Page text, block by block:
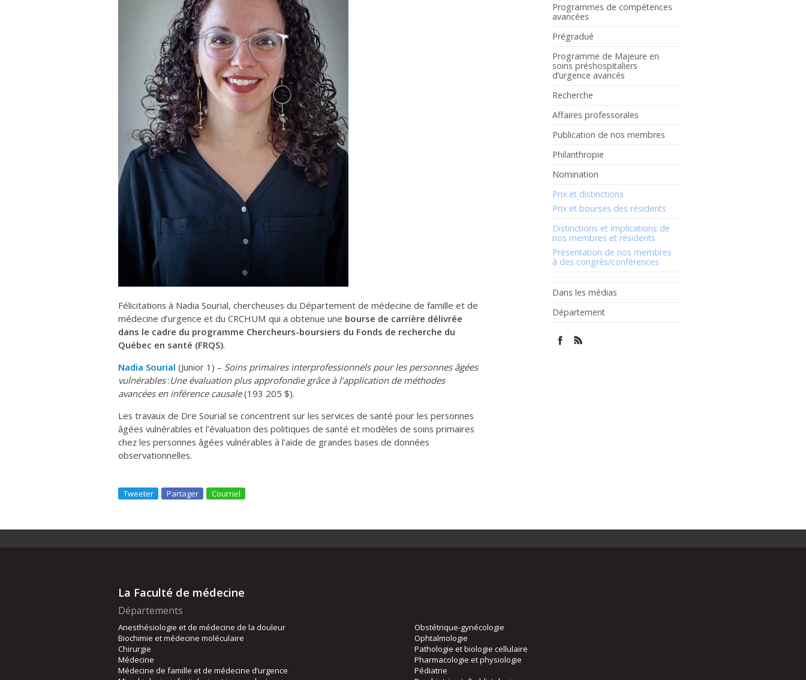
Programmes de compétences
avancées
Prégradué
Programme de Majeure en
soins préshospitaliers
d’urgence avancés
Recherche
Affaires professorales
Publication de nos membres
Philanthropie
Nomination
Prix et distinctions
Prix et bourses des résidents
Distinctions et implications de
nos membres et résidents
Présentation de nos membres
à des congrès/conférences
Dans les médias
Département
Félicitations à Nadia Sourial, chercheuses du Département de médecine de famille et de
médecine d’urgence et du CRCHUM qui a obtenue une bourse de carrière délivrée
dans le cadre du programme Chercheurs-boursiers du Fonds de recherche du
Québec en santé (FRQS).
Nadia Sourial (Junior 1) – Soins primaires interprofessionnels pour les personnes âgées
vulnérables:Une évaluation plus approfondie grâce à l’application de méthodes
avancées en inférence causale(193 205 $).
Les travaux de Dre Sourial se concentrent sur les services de santé pour les personnes
âgées vulnérables et l’évaluation des politiques de santé et modèles de soins primaires
chez les personnes âgées vulnérables à l’aide de grandes bases de données
observationnelles.
Tweeter Partager Courriel
La Faculté de médecine
Départements
Anesthésiologie et de médecine de la douleur
Biochimie et médecine moléculaire
Chirurgie
Médecine
Médecine de famille et de médecine d’urgence
Obstétrique-gynécologie
Ophtalmologie
Pathologie et biologie cellulaire
Pharmacologie et physiologie
Pédiatrie